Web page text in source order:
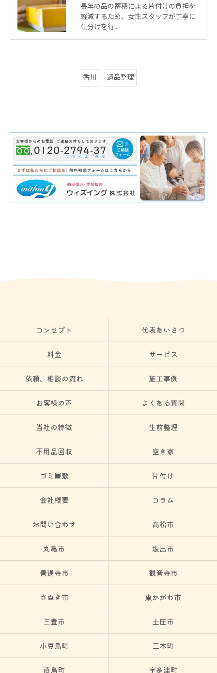
長年の品の蓄積による片付けの負担を
軽減するため、女性スタッフが丁寧に
仕分けを行…
香川 遺品整理
コンセプト 代表あいさつ
料金 サービス
依頼、相談の流れ 施工事例
お客様の声 よくある質問
当社の特徴 生前整理
不用品回収 空き家
ゴミ屋敷 片付け
会社概要 コラム
お問い合わせ 高松市
丸亀市 坂出市
善通寺市 観音寺市
さぬき市 東かがわ市
三豊市 土庄市
小豆島町 三木町
直島町 宇多津町